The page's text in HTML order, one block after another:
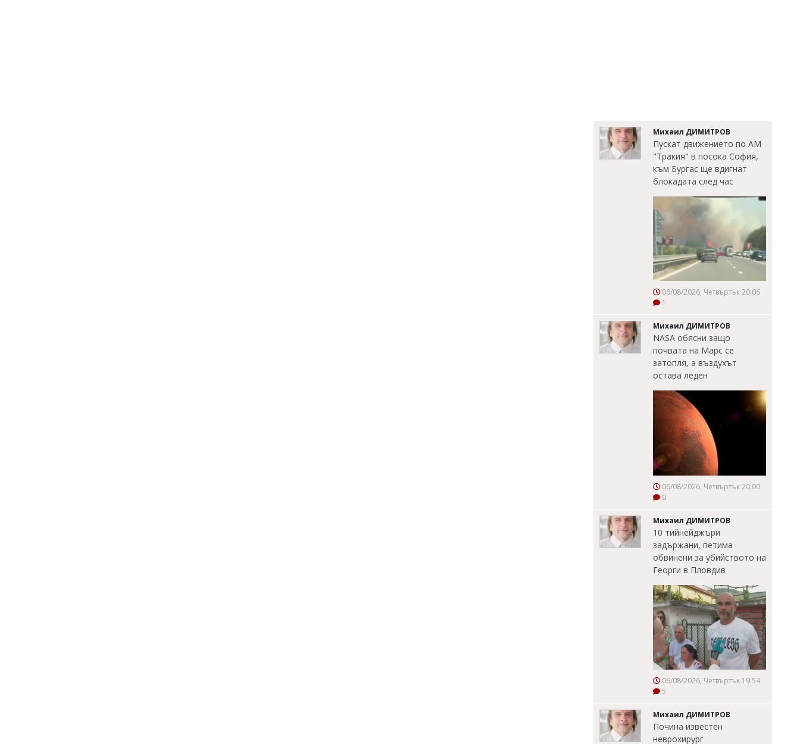
Михаил ДИМИТРОВ
Пускат движението по АМ
"Тракия" в посока София,
към Бургас ще вдигнат
блокадата след час
06/08/2026, Четвъртък 20:06
1
Михаил ДИМИТРОВ
NASA обясни защо
почвата на Марс се
затопля, а въздухът
остава леден
06/08/2026, Четвъртък 20:00
0
Михаил ДИМИТРОВ
10 тийнейджъри
задържани, петима
обвинени за убийството на
Георги в Пловдив
06/08/2026, Четвъртък 19:54
5
Михаил ДИМИТРОВ
Почина известен
неврохирург